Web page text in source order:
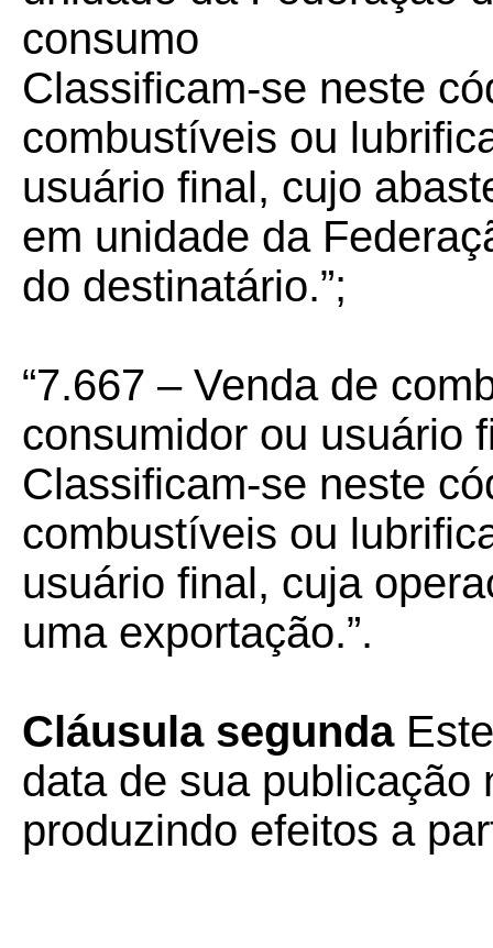
consumo
Classificam-se neste
combustíveis ou
usuário final, cujo
em unidade da
do destinatário.”;
“7.667 – Venda de
consumidor ou usuário
Classificam-se neste
combustíveis ou
usuário final, cuja
uma exportação.”.
Cláusula segunda
data de sua publicação
produzindo efeitos a